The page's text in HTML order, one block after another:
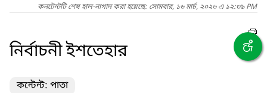
কনটেন্টটি শেষ হাল-নাগাদ করা হয়েছে: সোমবার, ১৬ মার্চ, ২০২৬ এ ১২:৩৯ PM
নির্বাচনী ইশতেহার
কন্টেন্ট: পাতা